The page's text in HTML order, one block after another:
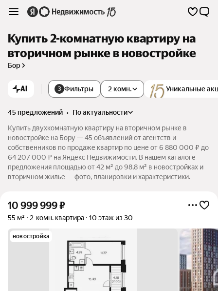
Купить 2-комнатную квартиру на
вторичном рынке в новостройке
Бор
AI 3 Фильтры Уникальные
2 комн.
45 предложений •
по актуальности
Купить двухкомнатную квартиру на вторичном рынке в
новостройке на Бору — 45 объявлений от агентств и
собственников по продаже квартир по цене от 6 880 000 ₽ до
64 207 000 ₽ на Яндекс Недвижимости. В нашем каталоге
предложения площадью от 42 м² до 98,8 м² в новостройках и
вторичном жилье — фото, планировки и характеристики.
10 999 999₽
55 м² 2-комн. квартира 10 этаж из 30
новостройка